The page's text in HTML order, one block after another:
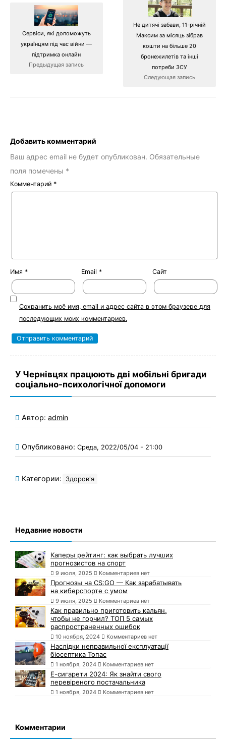
Сервіси, які допоможуть
українцям під час війни —
підтримка онлайн
Предыдущая запись
Не дитячі забави, 11-річній
Максим за місяць зібрав
кошти на більше 20
бронежилетів та інші
потреби ЗСУ
Следующая запись
Добавить комментарий
Ваш адрес email не будет опубликован. Обязательные
поля помечены *
Комментарий *
Имя * Email * Сайт
Сохранить моё имя, email и адрес сайта в этом браузере для
последующих моих комментариев.
У Чернівцях працюють дві мобільні бригади
соціально-психологічної допомоги
Автор: admin
Опубликовано: Среда, 2022/05/04 - 21:00
Категории: Здоров'я
Недавние новости
Каперы рейтинг: как выбрать лучших
прогнозистов на спорт
9 июля, 2025 Комментариев нет
Прогнозы на CS:GO — Как зарабатывать
на киберспорте с умом
9 июля, 2025 Комментариев нет
Как правильно приготовить кальян,
чтобы не горчил? ТОП 5 самых
распространенных ошибок
10 ноября, 2024 Комментариев нет
Наслідки неправильної експлуатації
біосептика Топас
1 ноября, 2024 Комментариев нет
Е-сигарети 2024: Як знайти свого
перевіреного постачальника
1 ноября, 2024 Комментариев нет
Комментарии